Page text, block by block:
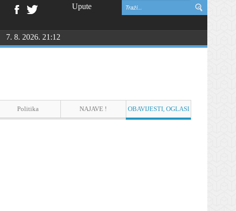
Upute
7. 8. 2026. 21:12
Politika NAJAVE ! OBAVIJESTI, OGLASI